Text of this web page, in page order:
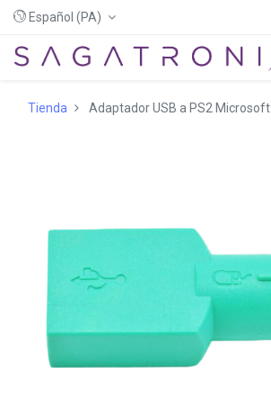
Español (PA)
Tienda Adaptador USB a PS2 Microsoft